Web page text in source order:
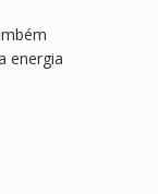
energia